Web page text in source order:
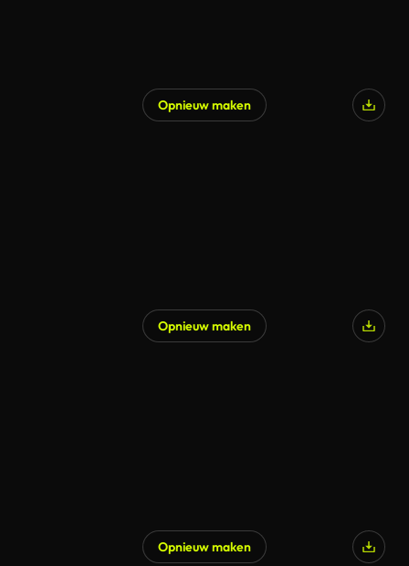
Opnieuw maken
Opnieuw maken
Opnieuw maken